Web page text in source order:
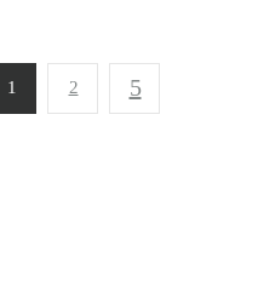
1 2